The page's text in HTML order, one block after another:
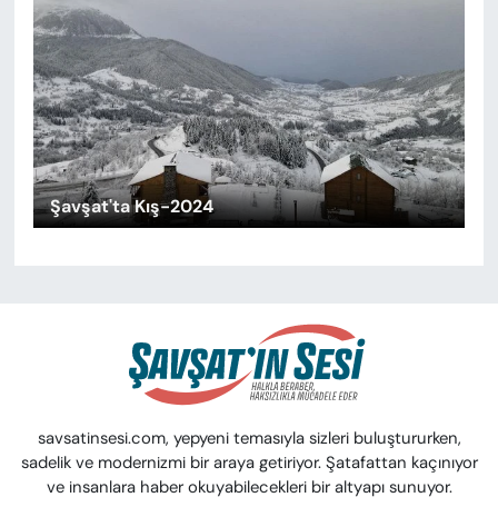
Şavşat'ta Kış-2024
savsatinsesi.com, yepyeni temasıyla sizleri buluştururken,
sadelik ve modernizmi bir araya getiriyor. Şatafattan kaçınıyor
ve insanlara haber okuyabilecekleri bir altyapı sunuyor.